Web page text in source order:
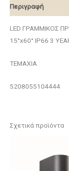
Περιγραφή
LED ΓΡΑΜΜΙΚΟΣ
15°x60° IP66 3
ΤΕΜΑΧΙΑ
5208055104444
Σχετικά προϊόντα